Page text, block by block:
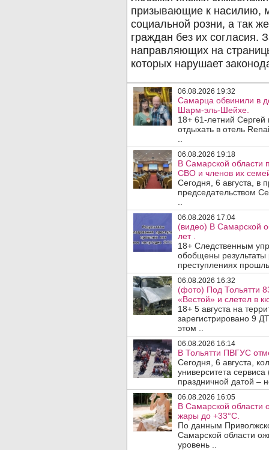
06.08.2026 19:32
Самарца обвинили в
Шарм-эль-Шейхе.
18+ 61-летний
отдыхать в отель
06.08.2026 19:18
В Самарской области
СВО и членов их
Сегодня, 6 августа, в
председательством
06.08.2026 17:04
(видео) В Самарской
лет .
18+ Следственным
обобщены результаты
преступлениях
06.08.2026 16:32
(фото) Под Тольятти
«Вестой» и слетел в
18+ 5 августа на
зарегистрировано 9
этом ..
06.08.2026 16:14
В Тольятти ПВГУС
Сегодня, 6 августа,
университета
праздничной датой –
06.08.2026 16:05
В Самарской области
жары до +33°C.
По данным
Самарской области
уровень ..